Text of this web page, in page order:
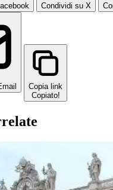
Condividi su X
Copia link
Copiato!